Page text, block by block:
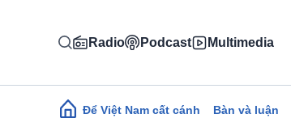
Radio Podcast Multimedia
Main navigation
Để Việt Nam cất cánh Bàn và luận